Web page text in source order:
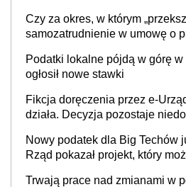
prowadzeniem działalności
Czy za okres, w którym
samozatrudnienie w umowę o
cywilnoprawnej jedynym
Podatki lokalne pójdą w górę
ogłosił nowe stawki
Fikcja doręczenia przez e-
działa. Decyzja pozostaje
Nowy podatek dla Big Techów
Rząd pokazał projekt, który
Trwają prace nad zmianami w